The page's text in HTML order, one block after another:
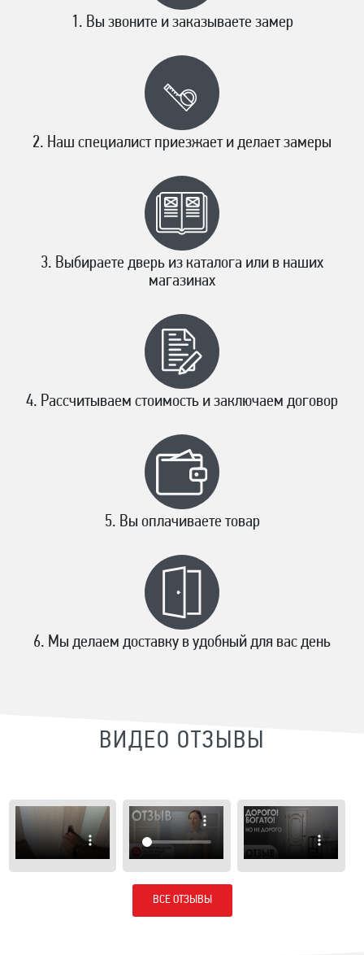
Вы звоните и заказываете замер
Наш специалист приезжает и делает замеры
Выбираете дверь из каталога или в наших
магазинах
Рассчитываем стоимость и заключаем договор
Вы оплачиваете товар
Мы делаем доставку в удобный для вас день
ВИДЕО ОТЗЫВЫ
ВСЕ ОТЗЫВЫ